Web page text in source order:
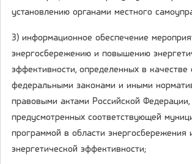
установлению органами местного
3) информационное обеспечение
энергосбережению и повышению
эффективности, определенных в качестве
федеральными законами и иными
правовыми актами Российской
предусмотренных соответствующей
программой в области энергосбережения
энергетической эффективности;